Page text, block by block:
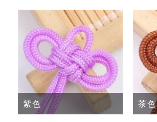
紫色 茶色